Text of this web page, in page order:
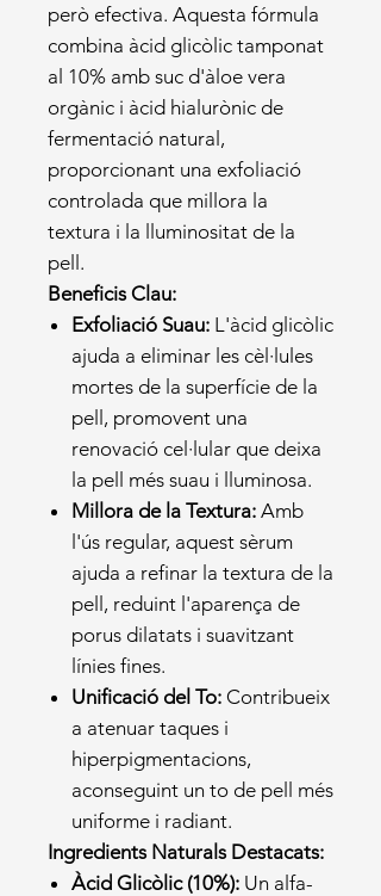
però efectiva. Aquesta fórmula
combina àcid glicòlic tamponat
al 10% amb suc d'àloe vera
orgànic i àcid hialurònic de
fermentació natural,
proporcionant una exfoliació
controlada que millora la
textura i la lluminositat de la
pell.
Beneficis Clau:
Exfoliació Suau: L'àcid glicòlic
ajuda a eliminar les cèl·lules
mortes de la superfície de la
pell, promovent una
renovació cel·lular que deixa
la pell més suau i lluminosa.
Millora de la Textura: Amb
l'ús regular, aquest sèrum
ajuda a refinar la textura de la
pell, reduint l'aparença de
porus dilatats i suavitzant
línies fines.
Unificació del To: Contribueix
a atenuar taques i
hiperpigmentacions,
aconseguint un to de pell més
uniforme i radiant.
Ingredients Naturals Destacats:
Àcid Glicòlic (10%): Un alfa-